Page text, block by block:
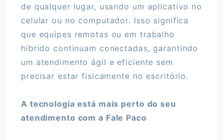
de qualquer lugar, usando um aplicativo no
celular ou no computador. Isso significa
que equipes remotas ou em trabalho
híbrido continuam conectadas, garantindo
um atendimento ágil e eficiente sem
precisar estar fisicamente no escritório.
A tecnologia está mais perto do seu
atendimento com a Fale Paco